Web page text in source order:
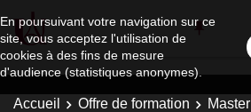
En poursuivant votre navigation sur ce
site, vous acceptez l'utilisation de
cookies à des fins de mesure
d'audience (statistiques anonymes).
Accueil Offre de formation
Master